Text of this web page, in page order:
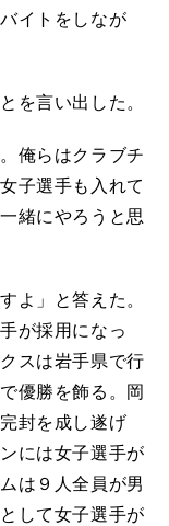
イトをしなが
を言い出した。
俺らはクラブチ
子選手も入れて
緒にやろうと思
よ」と答えた。
が採用になっ
スは岩手県で行
優勝を飾る。岡
封を成し遂げ
には女子選手が
は９人全員が男
して女子選手が